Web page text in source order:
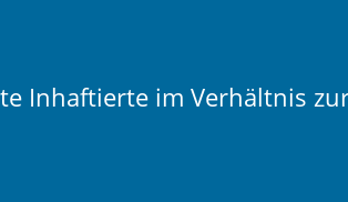
Inhaftierte im Verhältnis